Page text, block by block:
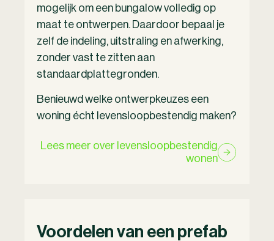
mogelijk om een bungalow volledig op
maat te ontwerpen. Daardoor bepaal je
zelf de indeling, uitstraling en afwerking,
zonder vast te zitten aan
standaardplattegronden.
Benieuwd welke ontwerpkeuzes een
woning écht levensloopbestendig maken?
Lees meer over levensloopbestendig
wonen
Voordelen van een prefab